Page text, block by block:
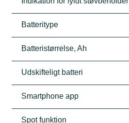
Batteritype
Batteristørrelse, Ah
Udskifteligt batteri
Smartphone app
Spot funktion